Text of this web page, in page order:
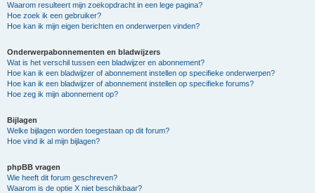
Waarom resulteert mijn zoekopdracht in een lege pagina?
Hoe zoek ik een gebruiker?
Hoe kan ik mijn eigen berichten en onderwerpen vinden?
Onderwerpabonnementen en bladwijzers
Wat is het verschil tussen een bladwijzer en abonnement?
Hoe kan ik een bladwijzer of abonnement instellen op specifieke onderwerpen?
Hoe kan ik een bladwijzer of abonnement instellen op specifieke forums?
Hoe zeg ik mijn abonnement op?
Bijlagen
Welke bijlagen worden toegestaan op dit forum?
Hoe vind ik al mijn bijlagen?
phpBB vragen
Wie heeft dit forum geschreven?
Waarom is de optie X niet beschikbaar?